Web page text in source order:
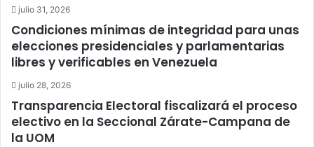
julio 31, 2026
Condiciones mínimas de integridad para unas
elecciones presidenciales y parlamentarias
libres y verificables en Venezuela
julio 28, 2026
Transparencia Electoral fiscalizará el proceso
electivo en la Seccional Zárate-Campana de
la UOM